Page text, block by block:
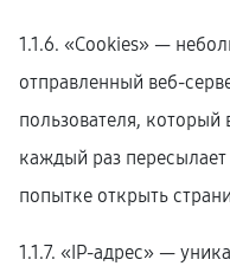
1.1.6. «Cookies» —
отправленный веб-
пользователя, который
каждый раз пересылает
попытке открыть
1.1.7. «IP-адрес» —